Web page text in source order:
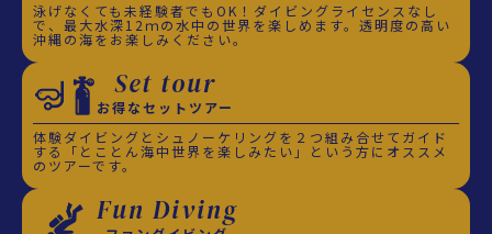
泳げなくても未経験者でもOK！ダイビングライセンスなし
で、最大水深12ｍの水中の世界を楽しめます。透明度の高い
沖縄の海をお楽しみください。
Set tour
お得なセットツアー
体験ダイビングとシュノーケリングを２つ組み合せてガイド
する「とことん海中世界を楽しみたい」という方にオススメ
のツアーです。
Fun Diving